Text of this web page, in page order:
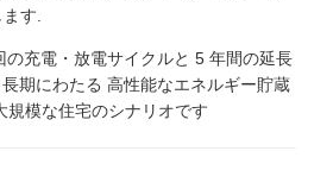
す.
の充電・放電サイクルと 5 年間の延長
期にわたる 高性能なエネルギー貯蔵
規模な住宅のシナリオです